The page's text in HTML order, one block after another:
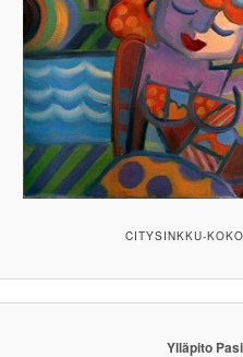
CITYSINKKU-
Ylläpito